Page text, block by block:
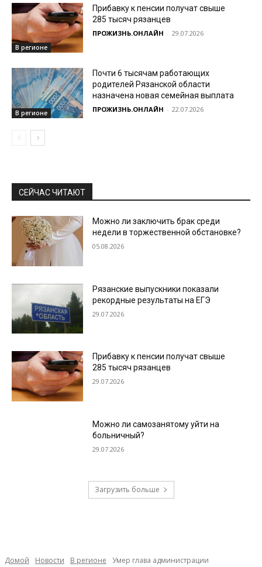
В регионе
Прибавку к пенсии получат свыше
285 тысяч рязанцев
ПРОЖИЗНЬ.ОНЛАЙН - 29.07.2026
В регионе
Почти 6 тысячам работающих
родителей Рязанской области
назначена новая семейная выплата
ПРОЖИЗНЬ.ОНЛАЙН - 22.07.2026
СЕЙЧАС ЧИТАЮТ
Можно ли заключить брак среди
недели в торжественной обстановке?
05.08.2026
Рязанские выпускники показали
рекордные результаты на ЕГЭ
29.07.2026
Прибавку к пенсии получат свыше
285 тысяч рязанцев
29.07.2026
Можно ли самозанятому уйти на
больничный?
29.07.2026
Загрузить больше